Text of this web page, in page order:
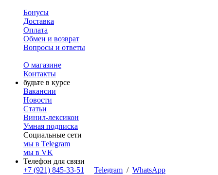
Бонусы
Доставка
Оплата
Обмен и возврат
Вопросы и ответы
О магазине
Контакты
будьте в курсе
Вакансии
Новости
Статьи
Винил-лексикон
Умная подписка
Социальные сети
мы в Telegram
мы в VK
Телефон для связи
+7 (921) 845-33-51
Telegram / WhatsApp